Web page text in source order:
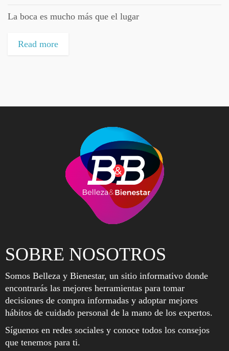
La boca es mucho más que el lugar
Read more
SOBRE NOSOTROS
Somos Belleza y Bienestar, un sitio informativo donde
encontrarás las mejores herramientas para tomar
decisiones de compra informadas y adoptar mejores
hábitos de cuidado personal de la mano de los expertos.
Síguenos en redes sociales y conoce todos los consejos
que tenemos para ti.